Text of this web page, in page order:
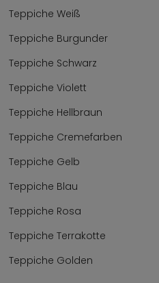
Teppiche Weiß
Teppiche Burgunder
Teppiche Schwarz
Teppiche Violett
Teppiche Hellbraun
Teppiche Cremefarben
Teppiche Gelb
Teppiche Blau
Teppiche Rosa
Teppiche Terrakotte
Teppiche Golden